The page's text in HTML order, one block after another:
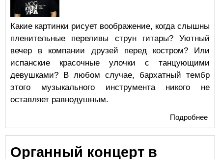
Какие картинки рисует воображение, когда слышны
пленительные переливы струн гитары? Уютный
вечер в компании друзей перед костром? Или
испанские красочные улочки с танцующими
девушками? В любом случае, бархатный тембр
этого музыкального инструмента никого не
оставляет равнодушным.
Подробнее
Органный концерт в